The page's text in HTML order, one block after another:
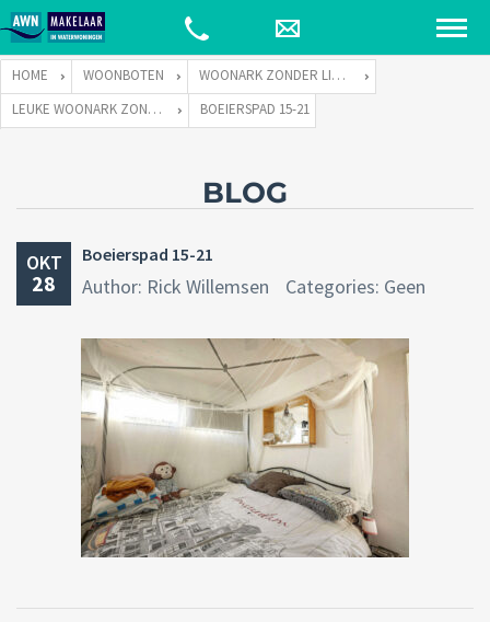
HOME WOONBOTEN
WOONARK ZONDER LIGPLAATS
LEUKE WOONARK ZONDER LIGPLAATS
BOEIERSPAD 15-21
BLOG
OKT
28
Boeierspad 15-21
Author: Rick Willemsen Categories: Geen